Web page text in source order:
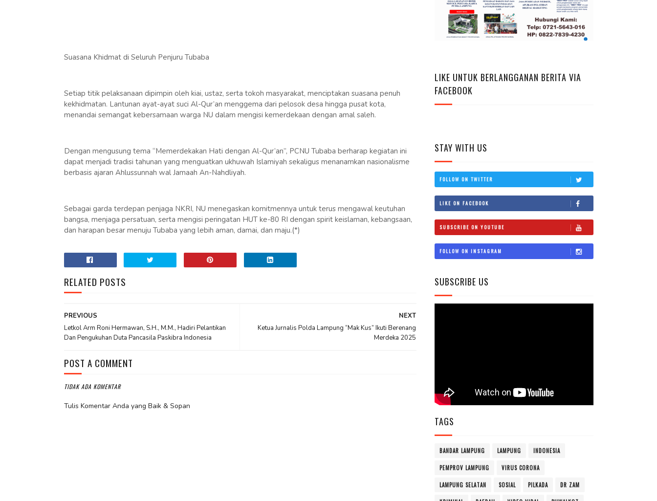
Suasana Khidmat di Seluruh Penjuru Tubaba
Setiap titik pelaksanaan dipimpin oleh kiai, ustaz, serta tokoh masyarakat, menciptakan suasana penuh
kekhidmatan. Lantunan ayat-ayat suci Al-Qur’an menggema dari pelosok desa hingga pusat kota,
menandai semangat kebersamaan warga NU dalam mengisi kemerdekaan dengan amal saleh.
Dengan mengusung tema “Memerdekakan Hati dengan Al-Qur’an”, PCNU Tubaba berharap kegiatan ini
dapat menjadi tradisi tahunan yang menguatkan ukhuwah Islamiyah sekaligus menanamkan nasionalisme
berbasis ajaran Ahlussunnah wal Jamaah An-Nahdliyah.
Sebagai garda terdepan penjaga NKRI, NU menegaskan komitmennya untuk terus mengawal keutuhan
bangsa, menjaga persatuan, serta mengisi peringatan HUT ke-80 RI dengan spirit keislaman, kebangsaan,
dan harapan besar menuju Tubaba yang lebih aman, damai, dan maju.(*)
RELATED POSTS
NEXT
Ketua Jurnalis Polda Lampung “Mak Kus” Ikuti Berenang
Merdeka 2025
PREVIOUS
Letkol Arm Roni Hermawan, S.H., M.M., Hadiri Pelantikan
Dan Pengukuhan Duta Pancasila Paskibra Indonesia
POST A COMMENT
TIDAK ADA KOMENTAR
Tulis Komentar Anda yang Baik & Sopan
LIKE UNTUK BERLANGGANAN BERITA VIA
FACEBOOK
STAY WITH US
FOLLOW ON TWITTER
LIKE ON FACEBOOK
SUBSCRIBE ON YOUTUBE
FOLLOW ON INSTAGRAM
SUBSCRIBE US
TAGS
BANDAR LAMPUNG LAMPUNG INDONESIA
PEMPROV LAMPUNG VIRUS CORONA
LAMPUNG SELATAN SOSIAL PILKADA DR ZAM